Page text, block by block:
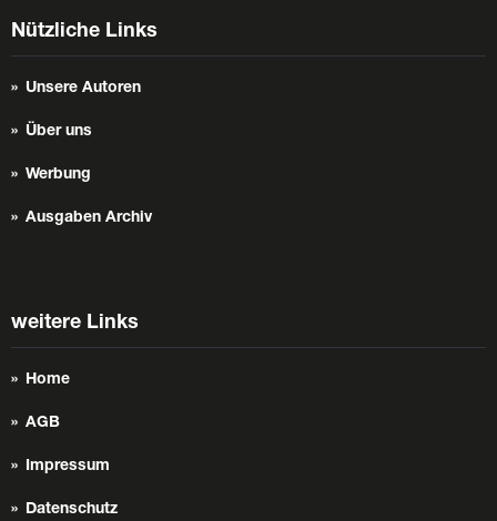
Nützliche Links
Unsere Autoren
Über uns
Werbung
Ausgaben Archiv
weitere Links
Home
AGB
Impressum
Datenschutz